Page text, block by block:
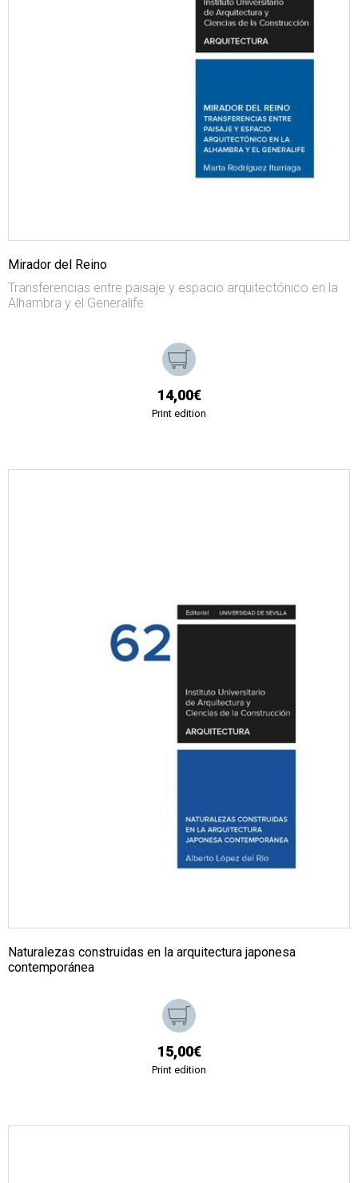
Mirador del Reino
Transferencias entre paisaje y espacio arquitectónico en la
Alhambra y el Generalife
14,00€
Print edition
Naturalezas construidas en la arquitectura japonesa
contemporánea
15,00€
Print edition